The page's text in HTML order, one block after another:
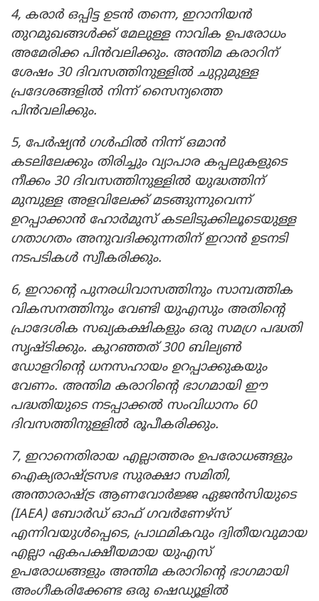
4, കരാർ ഒപ്പിട്ട ഉടൻ തന്നെ, ഇറാനിയൻ
തുറമുഖങ്ങൾക്ക് മേലുള്ള നാവിക ഉപരോധം
അമേരിക്ക പിൻവലിക്കും. അന്തിമ കരാറിന്
ശേഷം 30 ദിവസത്തിനുള്ളിൽ ചുറ്റുമുള്ള
പ്രദേശങ്ങളിൽ നിന്ന് സൈന്യത്തെ
പിൻവലിക്കും.
5, പേർഷ്യൻ ഗൾഫിൽ നിന്ന് ഒമാൻ
കടലിലേക്കും തിരിച്ചും വ്യാപാര കപ്പലുകളുടെ
നീക്കം 30 ദിവസത്തിനുള്ളിൽ യുദ്ധത്തിന്
മുമ്പുള്ള അളവിലേക്ക് മടങ്ങുന്നുവെന്ന്
ഉറപ്പാക്കാൻ ഹോർമുസ് കടലിടുക്കിലൂടെയുള്ള
ഗതാഗതം അനുവദിക്കുന്നതിന് ഇറാൻ ഉടനടി
നടപടികൾ സ്വീകരിക്കും.
6, ഇറാന്റെ പുനരധിവാസത്തിനും സാമ്പത്തിക
വികസനത്തിനും വേണ്ടി യുഎസും അതിന്റെ
പ്രാദേശിക സഖ്യകക്ഷികളും ഒരു സമഗ്ര പദ്ധതി
സൃഷ്ടിക്കും. കുറഞ്ഞത് 300 ബില്യൺ
ഡോളറിന്റെ ധനസഹായം ഉറപ്പാക്കുകയും
വേണം. അന്തിമ കരാറിന്റെ ഭാഗമായി ഈ
പദ്ധതിയുടെ നടപ്പാക്കൽ സംവിധാനം 60
ദിവസത്തിനുള്ളിൽ രൂപീകരിക്കും.
7, ഇറാനെതിരായ എല്ലാത്തരം ഉപരോധങ്ങളും
ഐക്യരാഷ്ട്രസഭ സുരക്ഷാ സമിതി,
അന്താരാഷ്ട്ര ആണവോർജ്ജ ഏജൻസിയുടെ
(IAEA) ബോർഡ് ഓഫ് ഗവർണേഴ്‌സ്
എന്നിവയുൾപ്പെടെ, പ്രാഥമികവും ദ്വിതീയവുമായ
എല്ലാ ഏകപക്ഷീയമായ യുഎസ്
ഉപരോധങ്ങളും അന്തിമ കരാറിന്റെ ഭാഗമായി
അംഗീകരിക്കേണ്ട ഒരു ഷെഡ്യൂളിൽ